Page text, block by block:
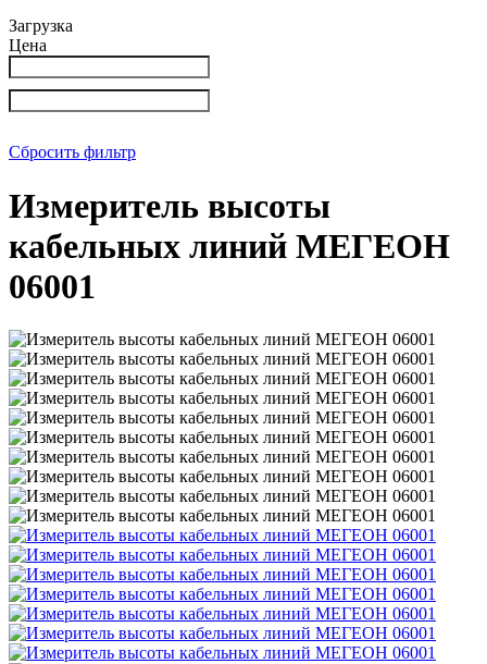
Загрузка
Цена
Сбросить фильтр
Измеритель высоты
кабельных линий МЕГЕОН
06001